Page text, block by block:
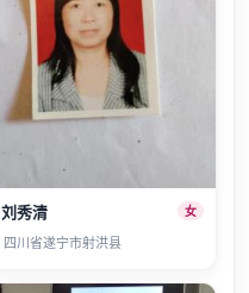
刘秀清 女
四川省遂宁市射洪县